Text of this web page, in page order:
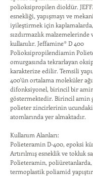
polioksipropilen dioldür.
esnekliği, yapışmayı ve
iyileştirmek için kaplamalarda,
sızdırmazlık
kullanılır. Jeffamine® D 400
Polioksipropilendiamin
omurgasında tekrarlayan
karakterize edilir. Temsili
400'ün ortalama moleküler
difonksiyonel, birincil bir
göstermektedir. Birincil amin
polieter zincirlerinin
atomlarında yer almaktadır.
Kullanım Alanları:
Polieteramin D-400, epoksi
Artırılmış esneklik ve tokluk
Polieteramin,
termoplastik poliamid